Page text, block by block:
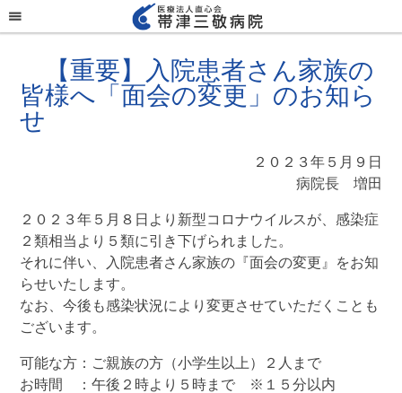
menu
【重要】入院患者さん家族の
皆様へ「面会の変更」のお知ら
せ
２０２３年５月９日
病院長 増田
２０２３年５月８日より新型コロナウイルスが、感染症
２類相当より５類に引き下げられました。
それに伴い、入院患者さん家族の『面会の変更』をお知
らせいたします。
なお、今後も感染状況により変更させていただくことも
ございます。
可能な方：ご親族の方（小学生以上）２人まで
お時間 ：午後２時より５時まで ※１５分以内